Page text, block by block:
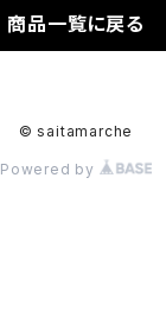
商品一覧に戻る
© saitamarche
Powered by